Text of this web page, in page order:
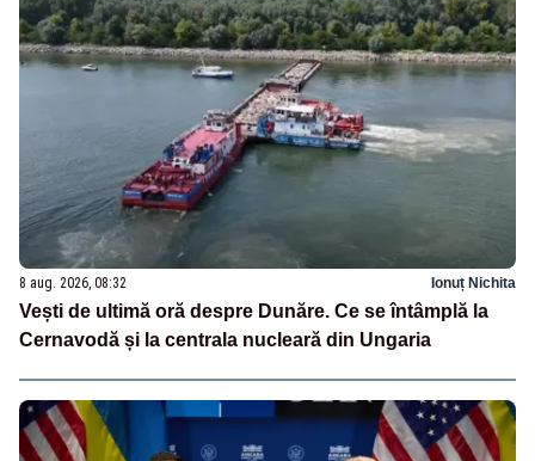
8 aug. 2026, 08:32 Ionuț Nichita
Vești de ultimă oră despre Dunăre. Ce se întâmplă la
Cernavodă și la centrala nucleară din Ungaria